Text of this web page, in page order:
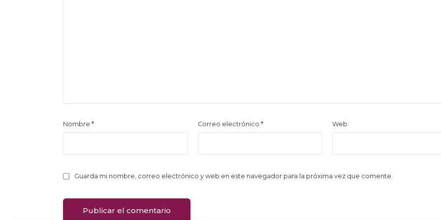
Nombre* Correo electrónico * Web
Guarda mi nombre, correo electrónico y web en este navegador para la próxima vez que comente.